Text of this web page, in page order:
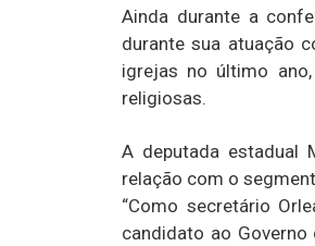
Ainda durante a
durante sua atuação
igrejas no último
religiosas.
A deputada estadual
relação com o
“Como secretário
candidato ao